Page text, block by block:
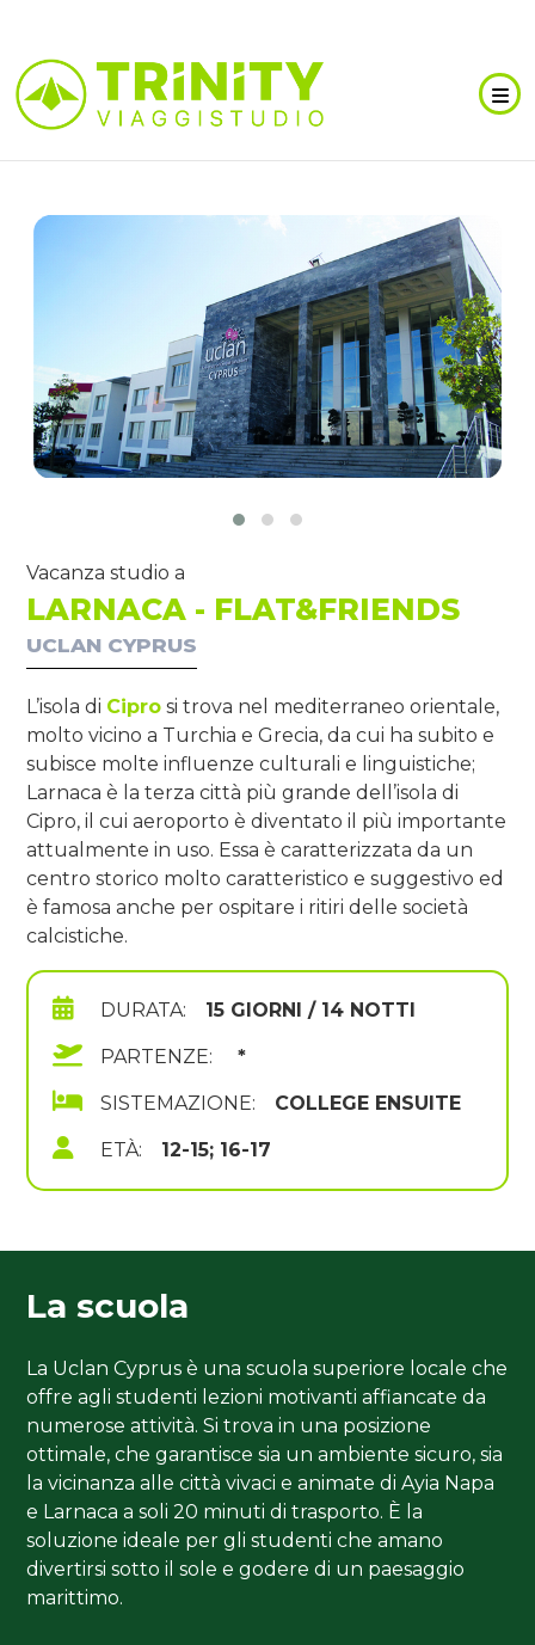
Vacanza studio a
LARNACA - FLAT&FRIENDS
UCLAN CYPRUS
L’isola di Cipro si trova nel mediterraneo orientale,
molto vicino a Turchia e Grecia, da cui ha subito e
subisce molte influenze culturali e linguistiche;
Larnaca è la terza città più grande dell’isola di
Cipro, il cui aeroporto è diventato il più importante
attualmente in uso. Essa è caratterizzata da un
centro storico molto caratteristico e suggestivo ed
è famosa anche per ospitare i ritiri delle società
calcistiche.
DURATA: 15 GIORNI / 14 NOTTI
PARTENZE: *
SISTEMAZIONE: COLLEGE ENSUITE
ETÀ: 12-15; 16-17
La scuola
La Uclan Cyprus è una scuola superiore locale che
offre agli studenti lezioni motivanti affiancate da
numerose attività. Si trova in una posizione
ottimale, che garantisce sia un ambiente sicuro, sia
la vicinanza alle città vivaci e animate di Ayia Napa
e Larnaca a soli 20 minuti di trasporto. È la
soluzione ideale per gli studenti che amano
divertirsi sotto il sole e godere di un paesaggio
marittimo.